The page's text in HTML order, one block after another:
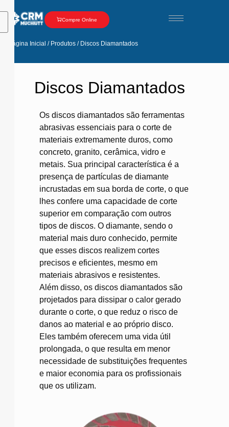
Compre Online
Página Inicial / Produtos / Discos Diamantados
Discos Diamantados
Os discos diamantados são ferramentas
abrasivas essenciais para o corte de
materiais extremamente duros, como
concreto, granito, cerâmica, vidro e
metais. Sua principal característica é a
presença de partículas de diamante
incrustadas em sua borda de corte, o que
lhes confere uma capacidade de corte
superior em comparação com outros
tipos de discos. O diamante, sendo o
material mais duro conhecido, permite
que esses discos realizem cortes
precisos e eficientes, mesmo em
materiais abrasivos e resistentes.
Além disso, os discos diamantados são
projetados para dissipar o calor gerado
durante o corte, o que reduz o risco de
danos ao material e ao próprio disco.
Eles também oferecem uma vida útil
prolongada, o que resulta em menor
necessidade de substituições frequentes
e maior economia para os profissionais
que os utilizam.